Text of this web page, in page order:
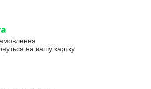
на вашу картку